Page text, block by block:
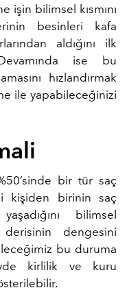
işin bilimsel kısmını
besinleri kafa
aldığını ilk
ise bu
hızlandırmak
ile yapabileceğinizi
bir tür saç
kişiden birinin saç
bilimsel
derisinin dengesini
bu duruma
kirlilik ve kuru